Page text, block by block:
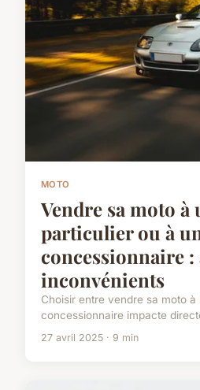
MOTO
Vendre sa moto à
particulier ou à
concessionnaire :
inconvénients
Choisir entre vendre sa moto
concessionnaire impacte
27 avril 2025 · 9 min